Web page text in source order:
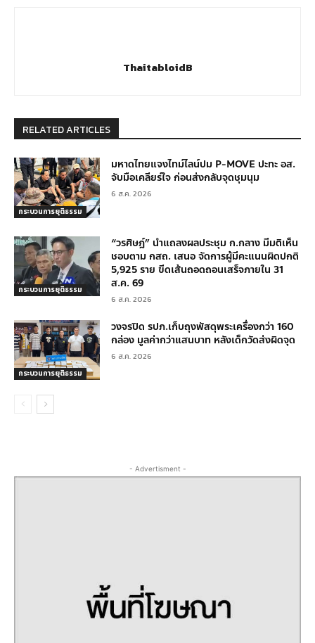
ThaitabloidB
RELATED ARTICLES
กระบวนการยุติธรรม
มหาดไทยแจงไทม์ไลน์ปม P-MOVE ปะทะ อส.
จับมือเคลียร์ใจ ก่อนส่งกลับจุดชุมนุม
6 ส.ค. 2026
กระบวนการยุติธรรม
“วรศิษฎ์” นำแถลงผลประชุม ก.กลาง มีมติเห็น
ชอบตาม กสถ. เสนอ จัดการผู้มีคะแนนผิดปกติ
5,925 ราย ขีดเส้นถอดถอนเสร็จภายใน 31
ส.ค. 69
6 ส.ค. 2026
กระบวนการยุติธรรม
วงจรปิด รปภ.เก็บถุงพัสดุพระเครื่องกว่า 160
กล่อง มูลค่ากว่าแสนบาท หลังเด็กวัดส่งผิดจุด
6 ส.ค. 2026
- Advertisment -